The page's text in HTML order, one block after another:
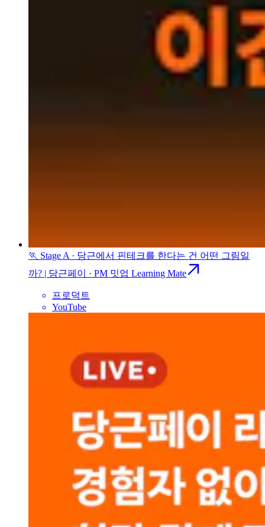
🏃 Stage A · 당근에서 핀테크를 한다는 건 어떤 그림일
까? | 당근페이 · PM 밋업 Learning Mate
프로덕트
YouTube